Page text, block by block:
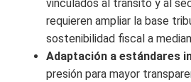
vinculados al tránsito y al
requieren ampliar la base
sostenibilidad fiscal a
Adaptación a estándares
presión para mayor